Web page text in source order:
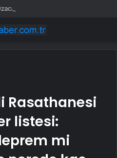
anlamlı hediye
Rasathanesi
listesi:
mi